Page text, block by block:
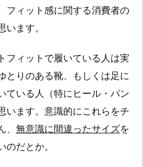
フィット感に関する消費者の
ます。
フィットで履いている人は実
とりのある靴、もしくは足に
ている人（特にヒール・パン
います。意識的にこれらをチ
無意識に間違ったサイズを
だとか。